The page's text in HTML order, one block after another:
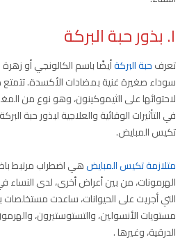
١. بذور حبة البركة
تعرفحبة البركةأيضًا باسم الكالونجي أو زهرة
سوداء صغيرة غنية بمضادات الأكسدة.
لاحتوائها على الثيموكينون، وهو نوع من
في التأثيرات الوقائية والعلاجية لبذور حبة
تكيس المبايض.
متلازمة تكيس المبايضهي اضطراب مرتبط
الهرمونات، من بين أعراض أخرى، لدى النساء
التي أجريت على الحيوانات، ساعدت مستخلصات
مستويات الأنسولين، والتستوستيرون،
الدرقية، وغيرها .